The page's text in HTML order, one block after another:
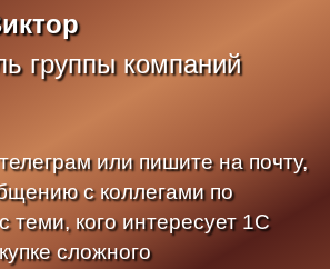
группы компаний
или пишите на почту,
с коллегами по
теми, кого интересует 1С
сложного